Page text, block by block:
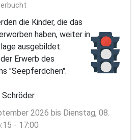
die Kinder, die das
haben, weiter in
ausgebildet.
Erwerb des
"Seepferdchen".
2026 bis Dienstag, 08.
- 17:00